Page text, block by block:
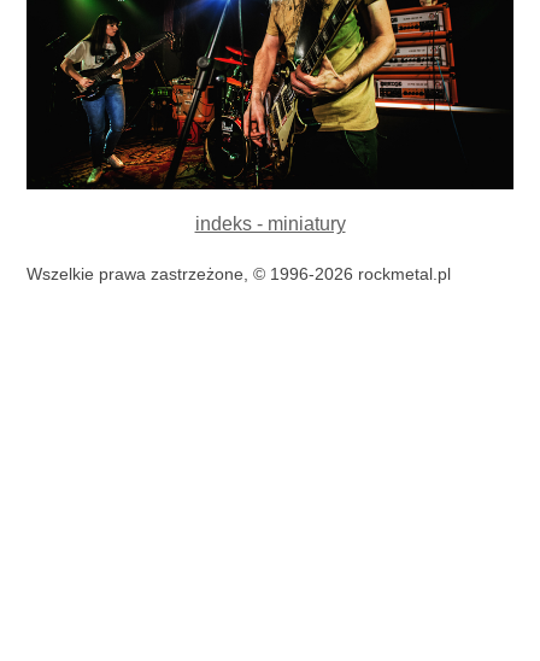
indeks - miniatury
Wszelkie prawa zastrzeżone, © 1996-2026 rockmetal.pl